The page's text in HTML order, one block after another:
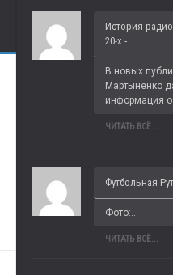
История
20-х -...
В новых
Мартыненко
информация
ЧИТАТЬ ВСЁ...
Футбольная
Фото:...
ЧИТАТЬ ВСЁ...